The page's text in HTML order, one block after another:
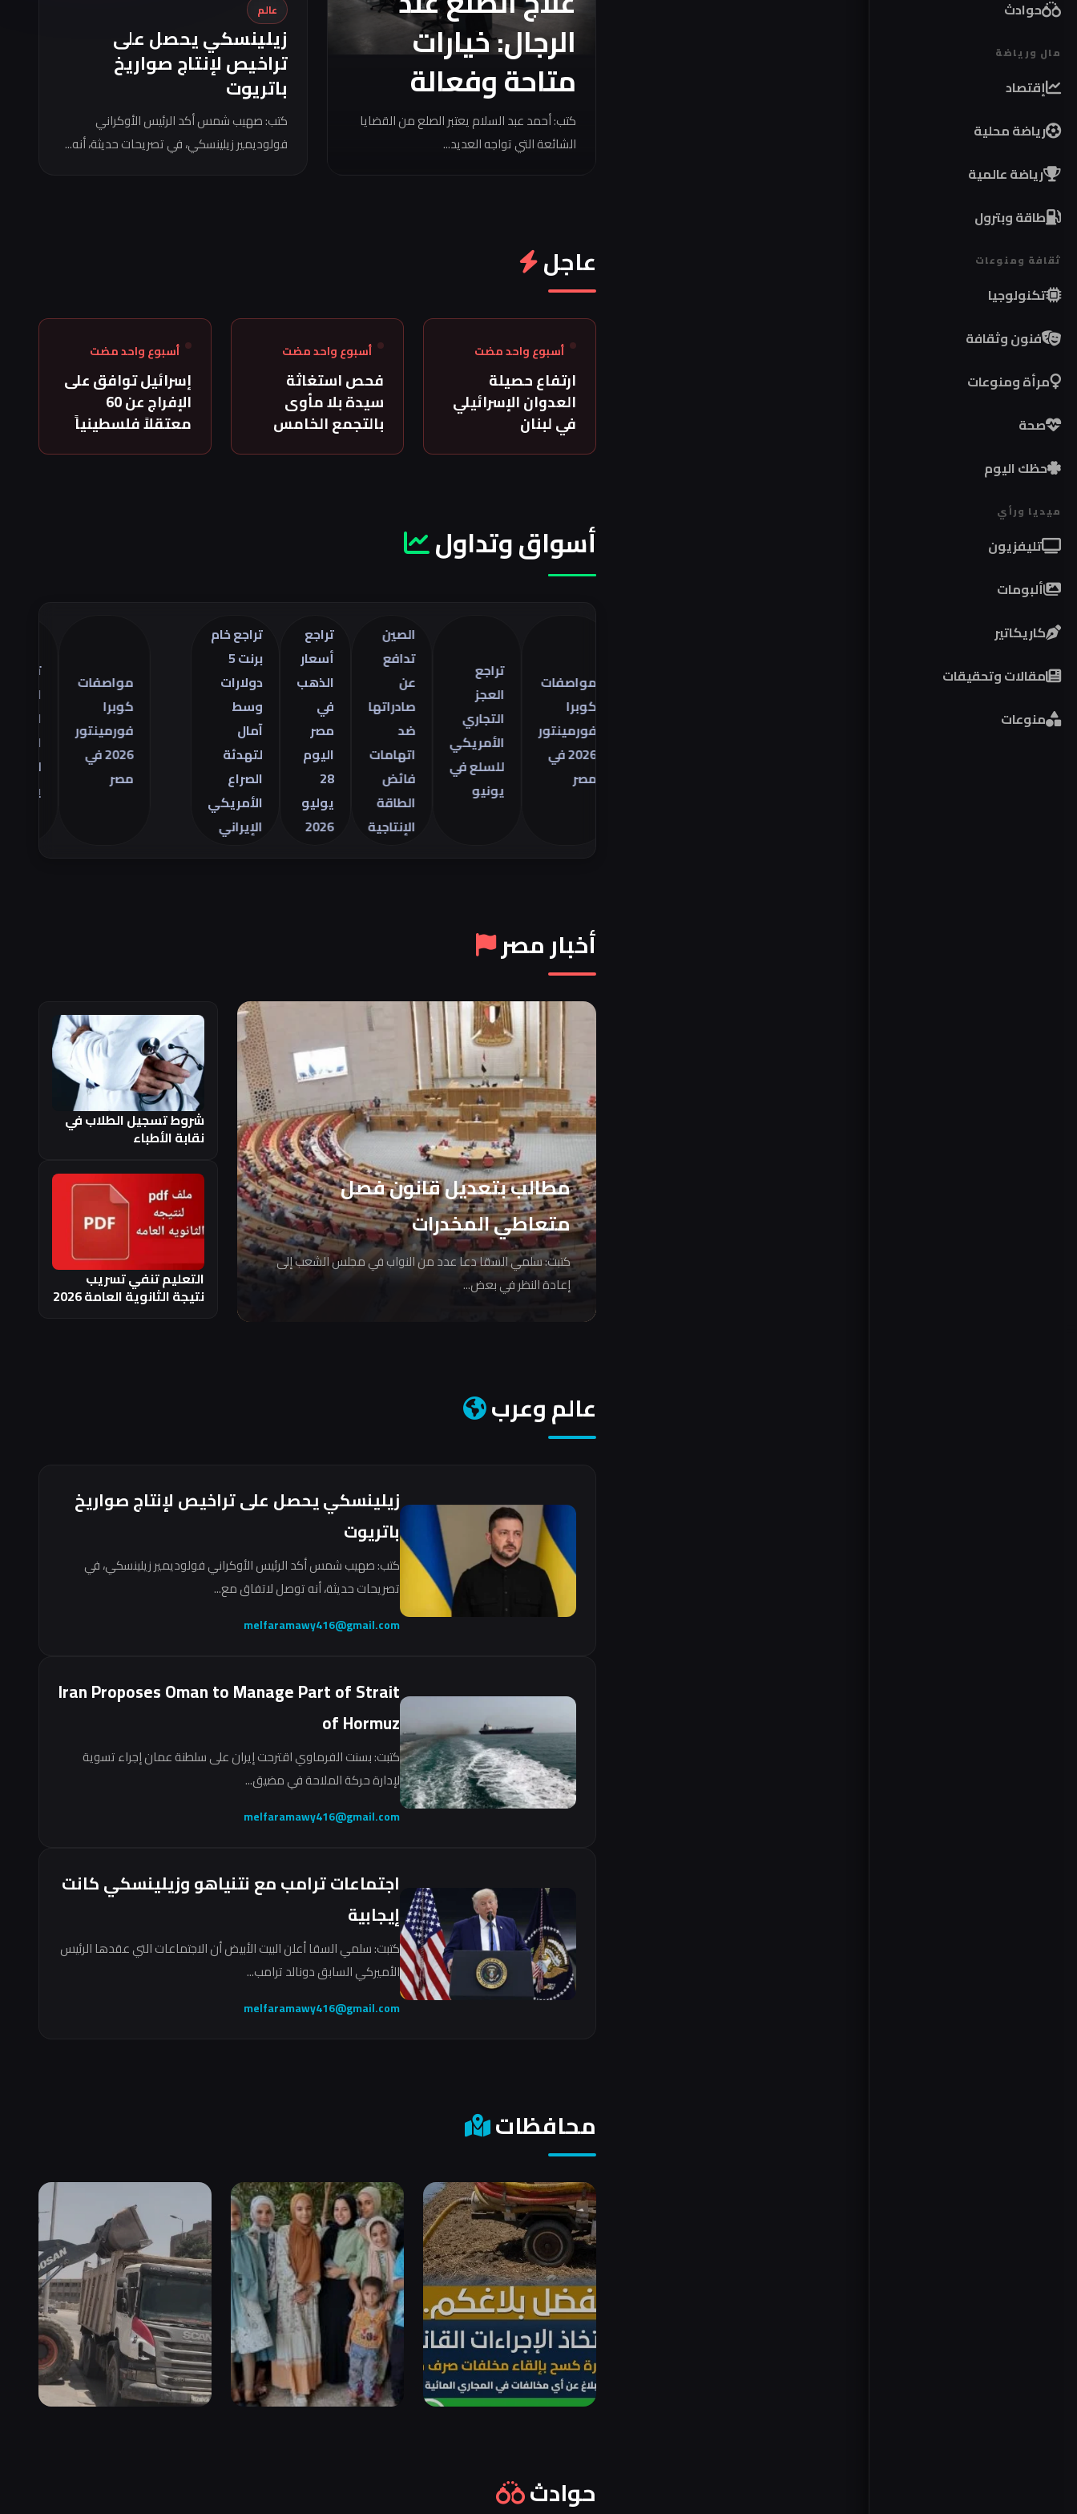
حوادث
مال ورياضة
إقتصاد
رياضة محلية
رياضة عالمية
طاقة وبترول
ثقافة ومنوعات
تكنولوجيا
فنون وثقافة
مرأة ومنوعات
صحة
حظك اليوم
ميديا ورأي
تليفزيون
ألبومات
كاريكاتير
مقالات وتحقيقات
منوعات
الرجال: خيارات
متاحة وفعالة
كتب: أحمد عبد السلام يعتبر الصلع من القضايا
الشائعة التي تواجه العديد...
عالم
زيلينسكي يحصل على
تراخيص لإنتاج صواريخ
باتريوت
كتب: صهيب شمس أكد الرئيس الأوكراني
فولوديمير زيلينسكي، في تصريحات حديثة، أنه...
عاجل
أسبوع واحد مضت
ارتفاع حصيلة
العدوان الإسرائيلي
في لبنان
أسبوع واحد مضت
فحص استغاثة
سيدة بلا مأوى
بالتجمع الخامس
أسبوع واحد مضت
إسرائيل توافق على
الإفراج عن 60
معتقلاً فلسطينياً
أسواق وتداول
مواصفات
فورمينتور
2026 في
التجاري
الأمريكي
للسلع في
يونيو
الصين
تدافع
صادراتها
اتهامات
فائض
الطاقة
الإنتاجية
أسعار
الذهب
يوليو
تراجع خام
برنت 5
دولارات
لتهدئة
الصراع
الأمريكي
الإيراني
مواصفات
فورمينتور
2026 في
التجاري
الأمريكي
للسلع في
يونيو
أخبار مصر
مطالب بتعديل قانون فصل
متعاطي المخدرات
كتبت: سلمي السقا دعا عدد من النواب في مجلس الشعب إلى
إعادة النظر في بعض...
شروط تسجيل الطلاب في
نقابة الأطباء
التعليم تنفي تسريب
نتيجة الثانوية العامة 2026
عالم وعرب
زيلينسكي يحصل على تراخيص لإنتاج صواريخ
باتريوت
كتب: صهيب شمس أكد الرئيس الأوكراني فولوديمير زيلينسكي، في
تصريحات حديثة، أنه توصل لاتفاق مع...
melfaramawy416@gmail.com
Iran Proposes Oman to Manage Part of Strait
of Hormuz
كتبت: بسنت الفرماوي اقترحت إيران على سلطنة عمان إجراء تسوية
لإدارة حركة الملاحة في مضيق...
melfaramawy416@gmail.com
اجتماعات ترامب مع نتنياهو وزيلينسكي كانت
إيجابية
كتبت: سلمي السقا أعلن البيت الأبيض أن الاجتماعات التي عقدها الرئيس
الأميركي السابق دونالد ترامب...
melfaramawy416@gmail.com
محافظات
حوادث